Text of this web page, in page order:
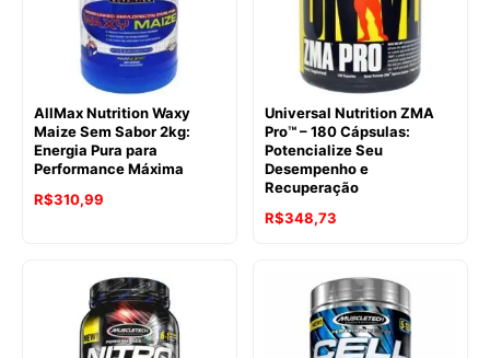
AllMax Nutrition Waxy
Maize Sem Sabor 2kg:
Energia Pura para
Performance Máxima
R$310,99
Universal Nutrition ZMA
Pro™ – 180 Cápsulas:
Potencialize Seu
Desempenho e
Recuperação
R$348,73